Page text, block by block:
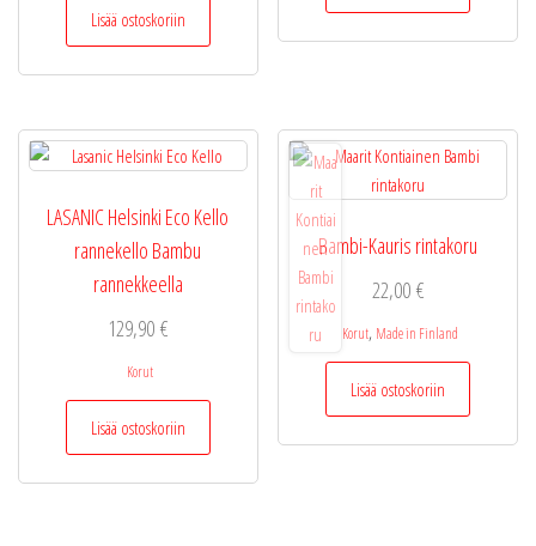
Lisää ostoskoriin
LASANIC Helsinki Eco Kello
rannekello Bambu
rannekkeella
129,90 €
Korut
Lisää ostoskoriin
Bambi-Kauris rintakoru
22,00 €
Korut, Made in Finland
Lisää ostoskoriin